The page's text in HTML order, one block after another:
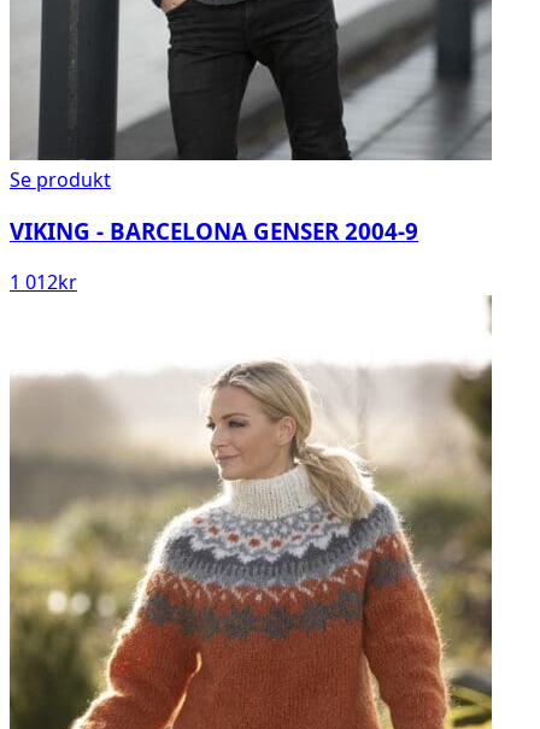
Se produkt
VIKING - BARCELONA GENSER 2004-9
1 012kr